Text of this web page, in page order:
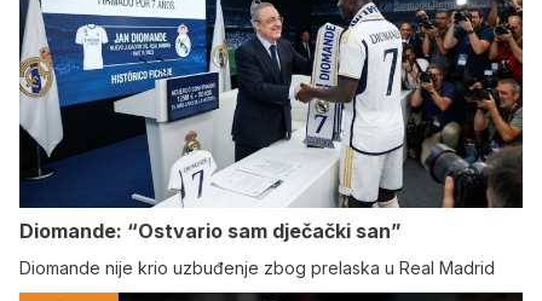
Diomande: “Ostvario sam dječački san”
Diomande nije krio uzbuđenje zbog prelaska u Real Madrid